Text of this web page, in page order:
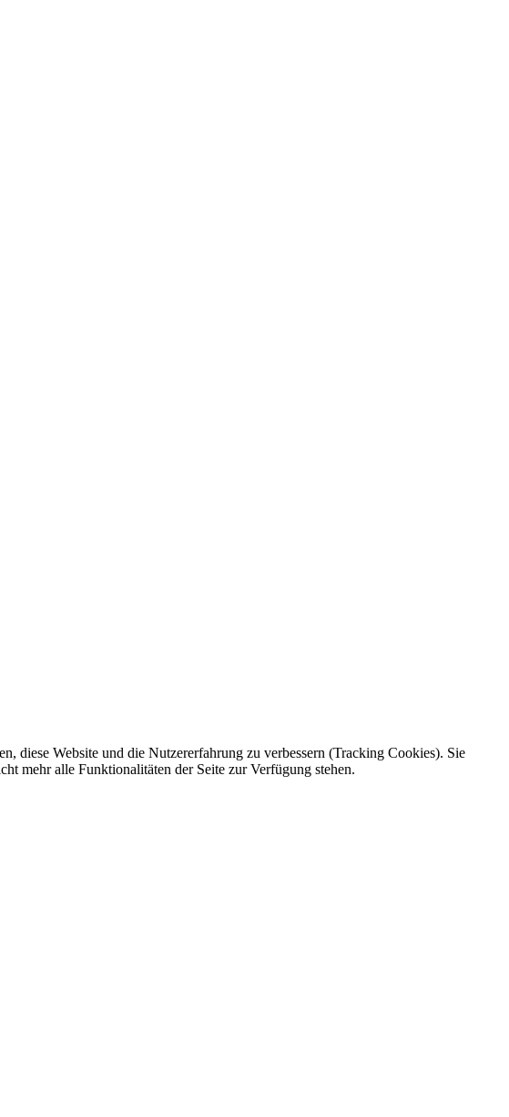
diese Website und die Nutzererfahrung zu verbessern (Tracking Cookies). Sie
mehr alle Funktionalitäten der Seite zur Verfügung stehen.